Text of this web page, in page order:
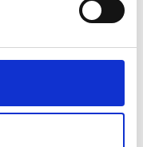
dig denne
er du.”